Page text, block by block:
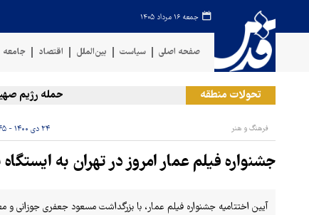
جمعه ۱۶ مرداد ۱۴۰۵
صفحه اصلی سیاست بین‌الملل اقتصاد جامعه
تحولات منطقه حمله رژیم
فرهنگ و هنر ۲۴ دی ۱۴۰۰ - ۱۲:۴۵
جشنواره فیلم عمار امروز در تهران به
آیین اختتامیه جشنواره فیلم عمار، با بزرگداشت مسعود جعفری جوزانی و